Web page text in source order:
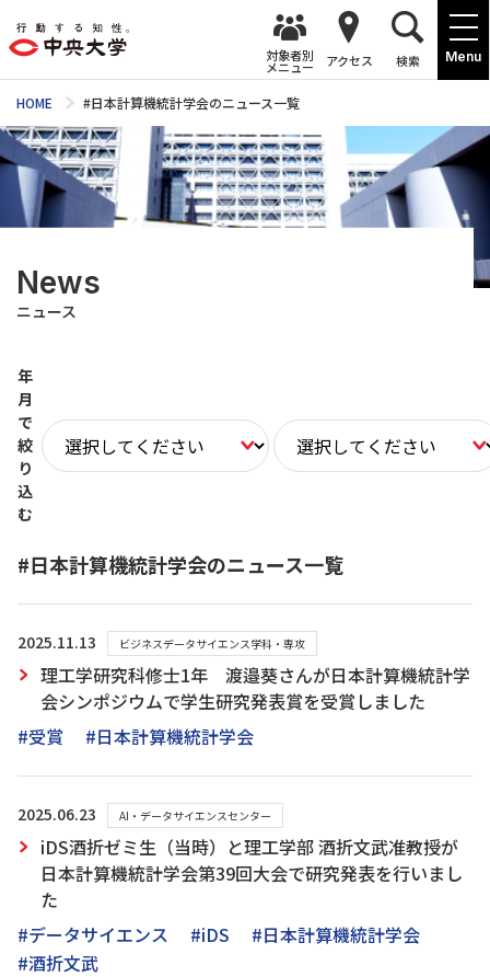
Menu
対象者別
メニュー アクセス 検索
HOME #日本計算機統計学会のニュース一覧
News
ニュース
年
月
で
絞
り
込
む
#日本計算機統計学会のニュース一覧
2025.11.13 ビジネスデータサイエンス学科・専攻
理工学研究科修士1年 渡邉葵さんが日本計算機統計学
会シンポジウムで学生研究発表賞を受賞しました
#受賞
#日本計算機統計学会
2025.06.23 AI・データサイエンスセンター
iDS酒折ゼミ生（当時）と理工学部 酒折文武准教授が
日本計算機統計学会第39回大会で研究発表を行いまし
た
#データサイエンス
#iDS
#日本計算機統計学会
#酒折文武